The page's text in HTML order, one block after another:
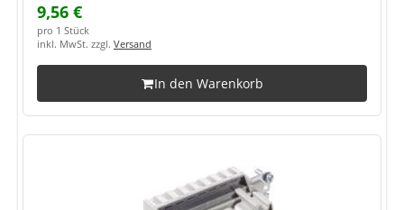
9,56 €
pro 1 Stück
inkl. MwSt. zzgl. Versand
In den Warenkorb